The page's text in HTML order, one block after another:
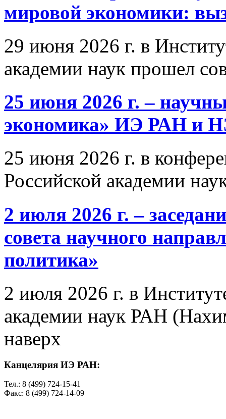
мировой экономики:
29 июня 2026 г. в
академии наук прошел
25 июня 2026 г. –
экономика» ИЭ РАН и
25 июня 2026 г. в
Российской академии
2 июля 2026 г. –
совета научного
политика»
2 июля 2026 г. в
академии наук РАН
наверх
Канцелярия ИЭ РАН:
Тел.: 8 (499) 724-15-41
Факс: 8 (499) 724-14-09